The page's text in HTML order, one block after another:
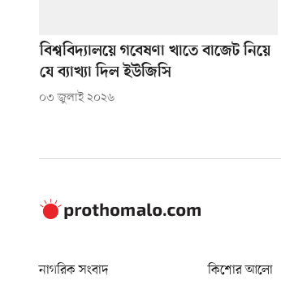
বিশ্ববিদ্যালয়ে গবেষণা খাতে বাজেট নিয়ে
যে ব্যাখ্যা দিল ইউজিসি
০৩ জুলাই ২০২৬
নাগরিক সংবাদ কিশোর আলো